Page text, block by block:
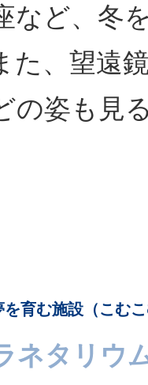
など、冬
た、望遠
の姿も見
育む施設（こむ
ネタリ